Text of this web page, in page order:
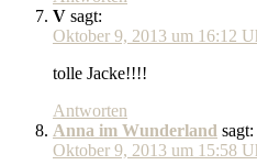
V sagt:
Oktober 9, 2013 um 16:12
tolle Jacke!!!!
Antworten
Anna im Wunderland sagt:
Oktober 9, 2013 um 15:58